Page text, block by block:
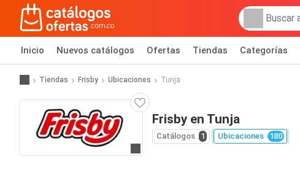
Inicio Nuevos catálogos Ofertas Tiendas Categorías
Tiendas Frisby Ubicaciones Tunja
Frisby en Tunja
Catálogos 1 Ubicaciones 180